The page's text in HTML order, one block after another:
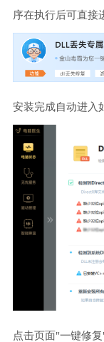
序在执行后可直接
安装完成自动进入
点击页面"一键修复